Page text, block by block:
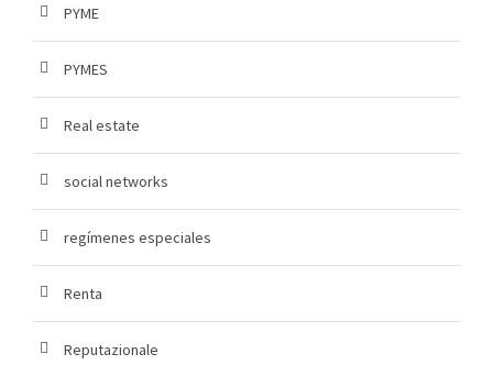
PYME
PYMES
Real estate
social networks
regímenes especiales
Renta
Reputazionale